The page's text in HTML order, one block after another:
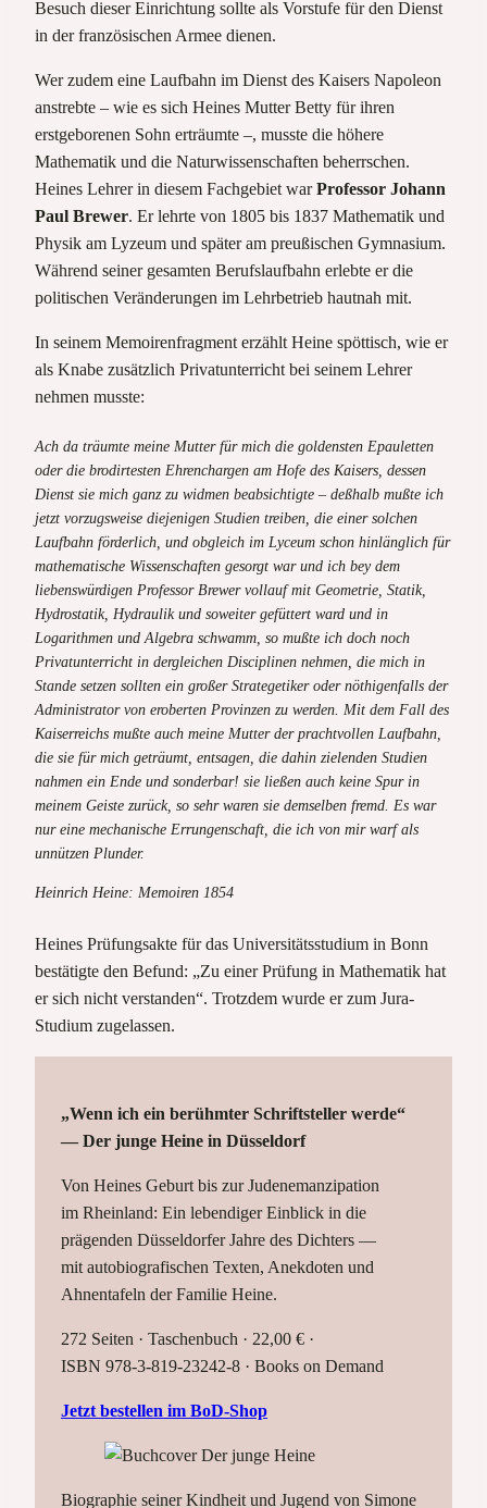
Besuch dieser Einrichtung sollte als Vorstufe für den Dienst
in der französischen Armee dienen.
Wer zudem eine Laufbahn im Dienst des Kaisers Napoleon
anstrebte – wie es sich Heines Mutter Betty für ihren
erstgeborenen Sohn erträumte –, musste die höhere
Mathematik und die Naturwissenschaften beherrschen.
Heines Lehrer in diesem Fachgebiet warProfessor Johann
Paul Brewer. Er lehrte von 1805 bis 1837 Mathematik und
Physik am Lyzeum und später am preußischen Gymnasium.
Während seiner gesamten Berufslaufbahn erlebte er die
politischen Veränderungen im Lehrbetrieb hautnah mit.
In seinem Memoirenfragment erzählt Heine spöttisch, wie er
als Knabe zusätzlich Privatunterricht bei seinem Lehrer
nehmen musste:
Ach da träumte meine Mutter für mich die goldensten Epauletten
oder die brodirtesten Ehrenchargen am Hofe des Kaisers, dessen
Dienst sie mich ganz zu widmen beabsichtigte – deßhalb mußte ich
jetzt vorzugsweise diejenigen Studien treiben, die einer solchen
Laufbahn förderlich, und obgleich im Lyceum schon hinlänglich für
mathematische Wissenschaften gesorgt war und ich bey dem
liebenswürdigen Professor Brewer vollauf mit Geometrie, Statik,
Hydrostatik, Hydraulik und soweiter gefüttert ward und in
Logarithmen und Algebra schwamm, so mußte ich doch noch
Privatunterricht in dergleichen Disciplinen nehmen, die mich in
Stande setzen sollten ein großer Strategetiker oder nöthigenfalls der
Administrator von eroberten Provinzen zu werden. Mit dem Fall des
Kaiserreichs mußte auch meine Mutter der prachtvollen Laufbahn,
die sie für mich geträumt, entsagen, die dahin zielenden Studien
nahmen ein Ende und sonderbar! sie ließen auch keine Spur in
meinem Geiste zurück, so sehr waren sie demselben fremd. Es war
nur eine mechanische Errungenschaft, die ich von mir warf als
unnützen Plunder.
Heinrich Heine: Memoiren 1854
Heines Prüfungsakte für das Universitätsstudium in Bonn
bestätigte den Befund: „Zu einer Prüfung in Mathematik hat
er sich nicht verstanden“. Trotzdem wurde er zum Jura-
Studium zugelassen.
„Wenn ich ein berühmter Schriftsteller werde“
— Der junge Heine in Düsseldorf
Von Heines Geburt bis zur Judenemanzipation
im Rheinland: Ein lebendiger Einblick in die
prägenden Düsseldorfer Jahre des Dichters —
mit autobiografischen Texten, Anekdoten und
Ahnentafeln der Familie Heine.
272 Seiten · Taschenbuch · 22,00 € ·
ISBN 978-3-819-23242-8 · Books on Demand
Jetzt bestellen im BoD-Shop
Biographie seiner Kindheit und Jugend von Simone